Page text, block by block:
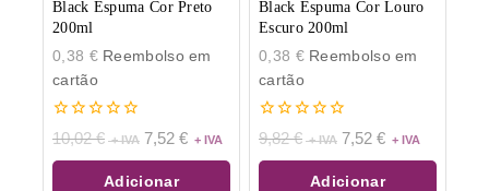
Black Espuma Cor Preto
200ml
0,38 €Reembolso em
cartão
0
de
5
10,02€ 7,52 €
Adicionar
Black Espuma Cor Louro
Escuro 200ml
0,38 €Reembolso em
cartão
0
de
5
9,82€ 7,52 €
Adicionar